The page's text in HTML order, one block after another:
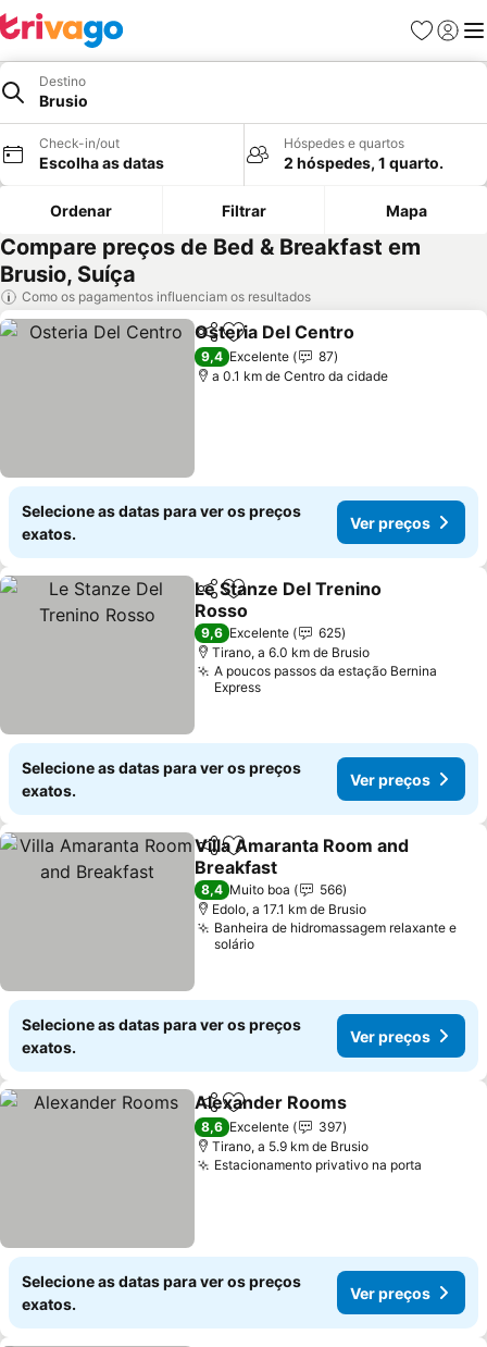
Favoritos
Iniciar
Destino
Brusio
Check-in/out
Escolha as datas
Hóspedes e quartos
2 hóspedes, 1 quarto.
Ordenar Filtrar Mapa
Compare preços de Bed & Breakfast em
Brusio, Suíça
Como os pagamentos influenciam os resultados
PartilharAdicionar aos favoritos
Osteria Del Centro
9,4 Excelente
87
a 0.1 km de Centro da cidade
Selecione as datas para ver os preços
exatos.
Ver preços
PartilharAdicionar aos favoritos
Le Stanze Del Trenino
Rosso
Ver preços
9,6 Excelente
625
Tirano, a 6.0 km de Brusio
A poucos passos da estação Bernina
Express
Selecione as datas para ver os preços
exatos.
Ver preços
PartilharAdicionar aos favoritos
Villa Amaranta Room and
Breakfast
Ver preços
8,4 Muito boa
566
Edolo, a 17.1 km de Brusio
Banheira de hidromassagem relaxante e
solário
Selecione as datas para ver os preços
exatos.
Ver preços
PartilharAdicionar aos favoritos
Alexander Rooms
8,6 Excelente
397
Tirano, a 5.9 km de Brusio
Estacionamento privativo na porta
Selecione as datas para ver os preços
exatos.
Ver preços